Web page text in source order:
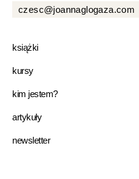
czesc@joannaglogaza.com
książki
kursy
kim jestem?
artykuły
newsletter